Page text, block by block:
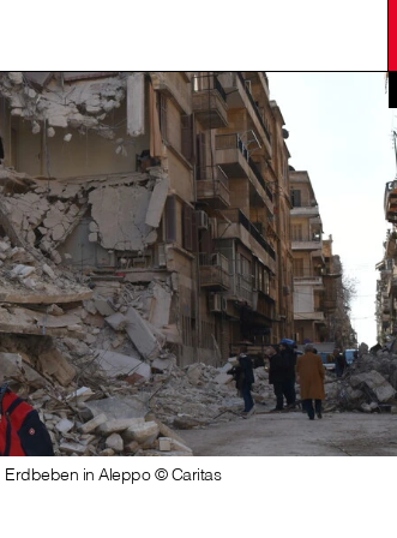
Erdbeben in Aleppo © Caritas